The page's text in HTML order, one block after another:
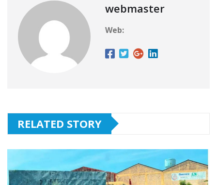
webmaster
Web:
RELATED STORY